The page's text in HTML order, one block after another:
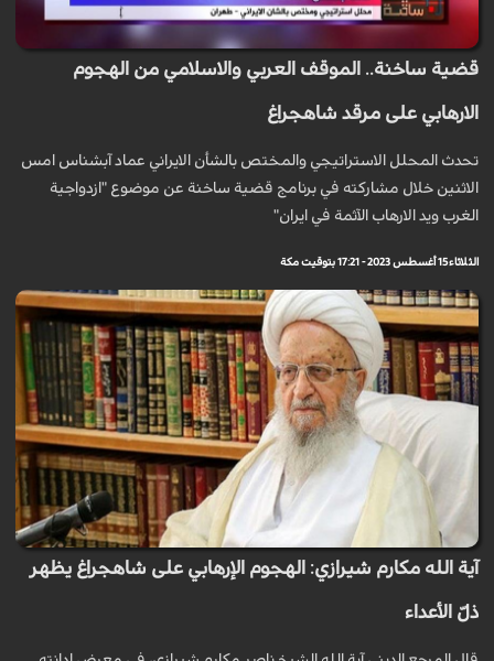
قضية ساخنة.. الموقف العربي والاسلامي من الهجوم
الارهابي على مرقد شاهجراغ
تحدث المحلل الاستراتيجي والمختص بالشأن الايراني عماد آبشناس امس
الاثنين خلال مشاركته في برنامج قضية ساخنة عن موضوع "ازدواجية
الغرب ويد الارهاب الآثمة في ايران"
الثلاثاء 15 أغسطس 2023 - 17:21 بتوقيت مكة
آية الله مكارم شيرازي: الهجوم الإرهابي على شاهجراغ يظهر
ذلّ الأعداء